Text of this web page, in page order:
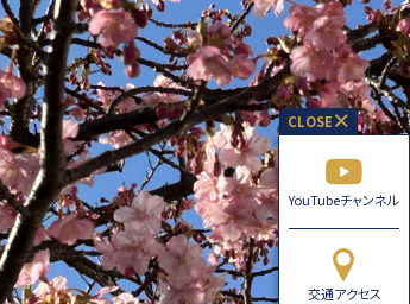
YouTubeチャンネル
交通アクセス